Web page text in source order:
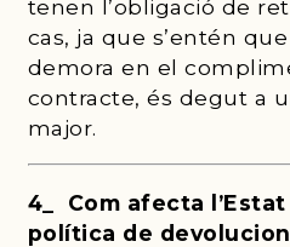
tenen l’obligació de
cas, ja que s’entén
demora en el
contracte, és degut a
major.
4_ Com afecta l’Estat
política de